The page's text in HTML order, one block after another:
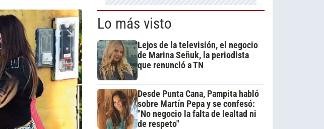
Lo más visto
Lejos de la televisión, el negocio
de Marina Señuk, la periodista
que renunció a TN
Desde Punta Cana, Pampita habló
sobre Martín Pepa y se confesó:
"No negocio la falta de lealtad ni
de respeto"